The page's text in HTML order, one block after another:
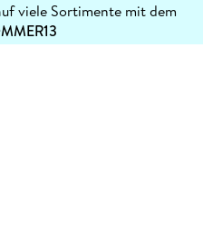
viele Sortimente mit dem